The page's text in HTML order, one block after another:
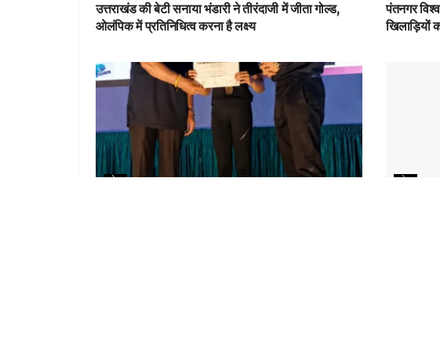
उत्तराखंड की बेटी सनाया भंडारी ने तीरंदाजी में जीता गोल्ड,
ओलंपिक में प्रतिनिधित्व करना है लक्ष्य
पंतनगर
खिलाड़ियों
खेल खेल